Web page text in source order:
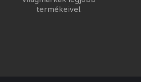
termékeivel.